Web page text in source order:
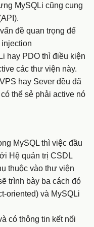
MySQLi cũng cung
đề quan trọng để
hay PDO thì điều kiện
các thư viện này.
hay Sever đều đã
thể sẻ phải active nó
MySQL thì việc đầu
Hệ quản trị CSDL
thuộc vào thư viện
trình bày ba cách đó
oriented) và MySQLi
có thông tin kết nối